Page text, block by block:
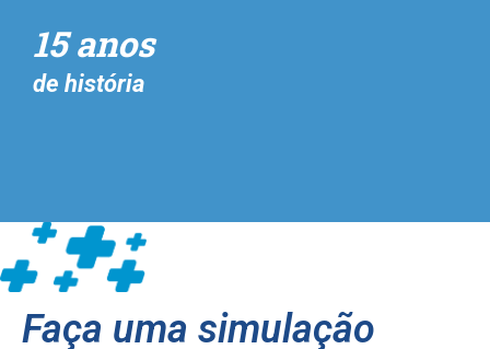
15 anos
de história
Faça uma simulação